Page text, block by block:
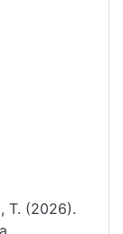
Т. (2026).